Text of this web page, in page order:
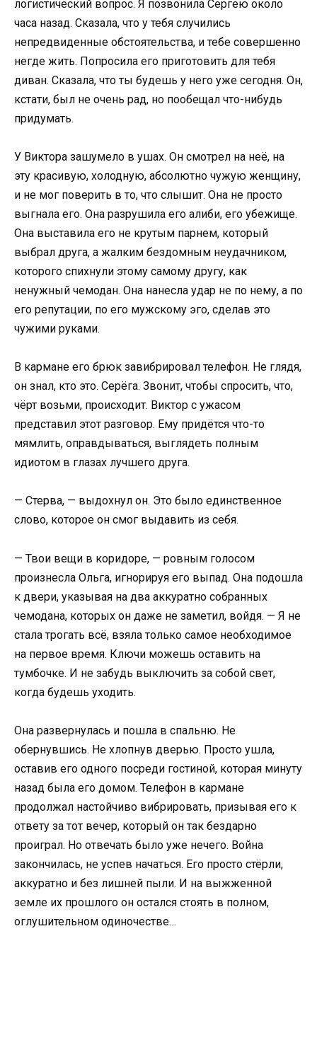
логистический вопрос. Я позвонила Сергею около
часа назад. Сказала, что у тебя случились
непредвиденные обстоятельства, и тебе совершенно
негде жить. Попросила его приготовить для тебя
диван. Сказала, что ты будешь у него уже сегодня. Он,
кстати, был не очень рад, но пообещал что-нибудь
придумать.
У Виктора зашумело в ушах. Он смотрел на неё, на
эту красивую, холодную, абсолютно чужую женщину,
и не мог поверить в то, что слышит. Она не просто
выгнала его. Она разрушила его алиби, его убежище.
Она выставила его не крутым парнем, который
выбрал друга, а жалким бездомным неудачником,
которого спихнули этому самому другу, как
ненужный чемодан. Она нанесла удар не по нему, а по
его репутации, по его мужскому эго, сделав это
чужими руками.
В кармане его брюк завибрировал телефон. Не глядя,
он знал, кто это. Серёга. Звонит, чтобы спросить, что,
чёрт возьми, происходит. Виктор с ужасом
представил этот разговор. Ему придётся что-то
мямлить, оправдываться, выглядеть полным
идиотом в глазах лучшего друга.
— Стерва, — выдохнул он. Это было единственное
слово, которое он смог выдавить из себя.
— Твои вещи в коридоре, — ровным голосом
произнесла Ольга, игнорируя его выпад. Она подошла
к двери, указывая на два аккуратно собранных
чемодана, которых он даже не заметил, войдя. — Я не
стала трогать всё, взяла только самое необходимое
на первое время. Ключи можешь оставить на
тумбочке. И не забудь выключить за собой свет,
когда будешь уходить.
Она развернулась и пошла в спальню. Не
обернувшись. Не хлопнув дверью. Просто ушла,
оставив его одного посреди гостиной, которая минуту
назад была его домом. Телефон в кармане
продолжал настойчиво вибрировать, призывая его к
ответу за тот вечер, который он так бездарно
проиграл. Но отвечать было уже нечего. Война
закончилась, не успев начаться. Его просто стёрли,
аккуратно и без лишней пыли. И на выжженной
земле их прошлого он остался стоять в полном,
оглушительном одиночестве…